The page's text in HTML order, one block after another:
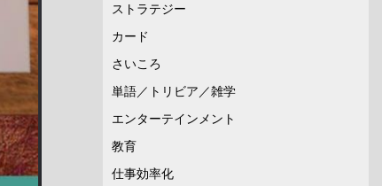
ストラテジー
カード
さいころ
単語／トリビア／雑学
エンターテインメント
教育
仕事効率化